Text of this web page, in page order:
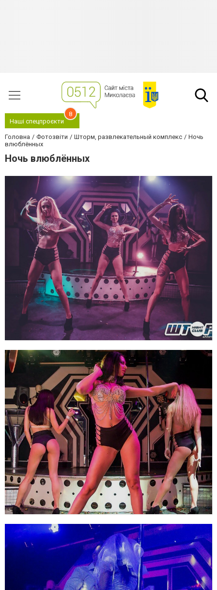
Наші спецпроєкти
8
Головна Фотозвіти Шторм, развлекательный комплекс
Ночь
влюблённых
Ночь влюблённых